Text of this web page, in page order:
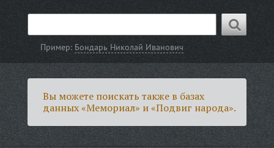
Пример: Бондарь Николай Иванович
Вы можете поискать также в базах
данных «Мемориал» и «Подвиг народа».